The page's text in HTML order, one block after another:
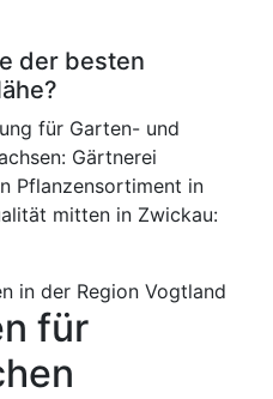
der besten
für Garten- und
Gärtnerei
Pflanzensortiment in
mitten in Zwickau:
in der Region Vogtland
für